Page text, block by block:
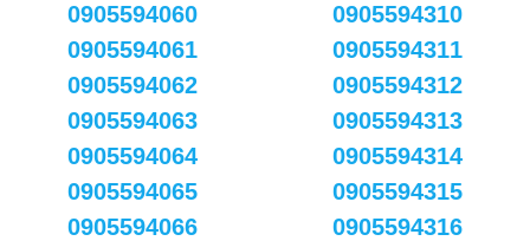
0905594060
0905594061
0905594062
0905594063
0905594064
0905594065
0905594066
0905594310
0905594311
0905594312
0905594313
0905594314
0905594315
0905594316